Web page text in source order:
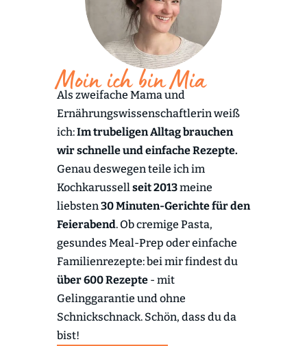
Moin ich bin Mia
Als zweifache Mama und
Ernährungswissenschaftlerin weiß
ich:Im trubeligen Alltag brauchen
wir schnelle und einfache Rezepte.
Genau deswegen teile ich im
Kochkarussellseit 2013meine
liebsten30 Minuten-Gerichte für den
Feierabend. Ob cremige Pasta,
gesundes Meal-Prep oder einfache
Familienrezepte: bei mir findest du
über 600 Rezepte- mit
Gelinggarantie und ohne
Schnickschnack. Schön, dass du da
bist!